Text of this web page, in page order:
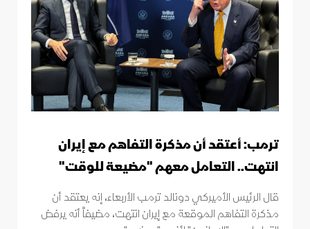
ترمب: أعتقد أن مذكرة التفاهم مع إيران
انتهت.. التعامل معهم "مضيعة للوقت"
قال الرئيس الأميركي دونالد ترمب الأربعاء، إنه يعتقد أن
مذكرة التفاهم الموقعة مع إيران انتهت، مضيفاً أنه يرفض